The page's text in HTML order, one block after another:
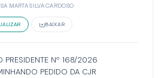
MARTA SILVA CARDOSO
BAIXAR
PRESIDENTE Nº 168/2026
PEDIDO DA CJR